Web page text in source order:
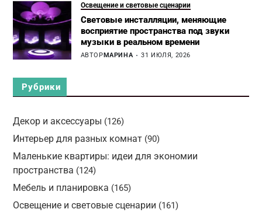
Освещение и световые сценарии
Световые инсталляции, меняющие
восприятие пространства под звуки
музыки в реальном времени
АВТОРМАРИНА 31 ИЮЛЯ, 2026
Рубрики
Декор и аксессуары (126)
Интерьер для разных комнат(90)
Маленькие квартиры: идеи для экономии
пространства (124)
Мебель и планировка (165)
Освещение и световые сценарии (161)